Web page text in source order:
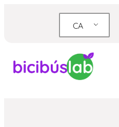
CA